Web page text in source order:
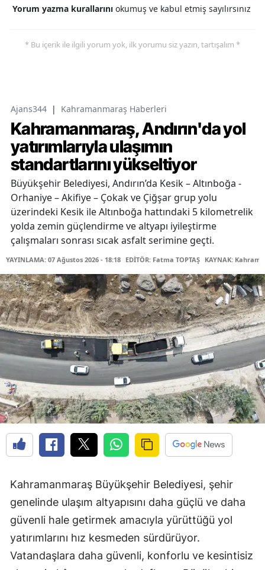
Yorum yazma kurallarını okumuş ve kabul etmiş sayılırsınız
* Bu içerik ile ilgili yorum yok, ilk yorumu siz yazın, tartışalım *
Ajans344 | Kahramanmaraş Haberleri
Kahramanmaraş, Andırın'da yol
yatırımlarıyla ulaşımın
standartlarını yükseltiyor
Büyükşehir Belediyesi, Andırın’da Kesik – Altınboğa -
Orhaniye – Akifiye – Çokak ve Çiğşar grup yolu
üzerindeki Kesik ile Altınboğa hattındaki 5 kilometrelik
yolda zemin güçlendirme ve altyapı iyileştirme
çalışmaları sonrası sıcak asfalt serimine geçti.
YAYINLAMA: 07 Ağustos 2026 - 18:18 EDİTÖR: Fatma TOPTAŞ KAYNAK:
Kahramanmaraş Büyükşehir Belediyesi, şehir
genelinde ulaşım altyapısını daha güçlü ve daha
güvenli hale getirmek amacıyla yürüttüğü yol
yatırımlarını hız kesmeden sürdürüyor.
Vatandaşlara daha güvenli, konforlu ve kesintisiz